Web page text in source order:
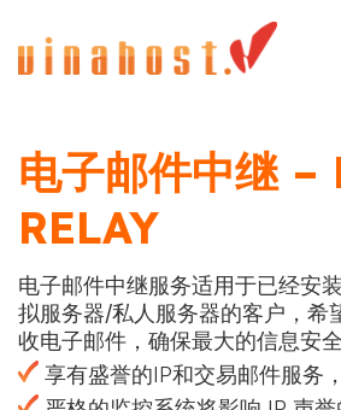
电子邮件中继
RELAY
电子邮件中继服务适用于已经安
拟服务器/私人服务器的客户，希
收电子邮件，确保最大的信息安全
享有盛誉的IP和交易邮件服务